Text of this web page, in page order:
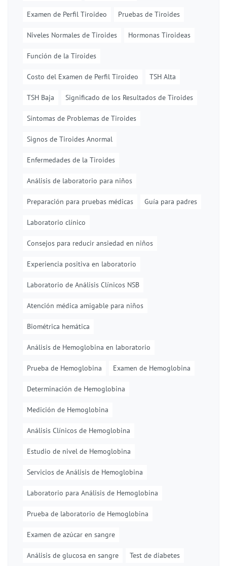
Examen de Perfil Tiroideo Pruebas de Tiroides
Niveles Normales de Tiroides Hormonas Tiroideas
Función de la Tiroides
Costo del Examen de Perfil Tiroideo TSH Alta
TSH Baja Significado de los Resultados de Tiroides
Síntomas de Problemas de Tiroides
Signos de Tiroides Anormal
Enfermedades de la Tiroides
Análisis de laboratorio para niños
Preparación para pruebas médicas Guía para padres
Laboratorio clínico
Consejos para reducir ansiedad en niños
Experiencia positiva en laboratorio
Laboratorio de Análisis Clínicos NSB
Atención médica amigable para niños
Biométrica hemática
Análisis de Hemoglobina en laboratorio
Prueba de Hemoglobina Examen de Hemoglobina
Determinación de Hemoglobina
Medición de Hemoglobina
Análisis Clínicos de Hemoglobina
Estudio de nivel de Hemoglobina
Servicios de Análisis de Hemoglobina
Laboratorio para Análisis de Hemoglobina
Prueba de laboratorio de Hemoglobina
Examen de azúcar en sangre
Análisis de glucosa en sangre Test de diabetes